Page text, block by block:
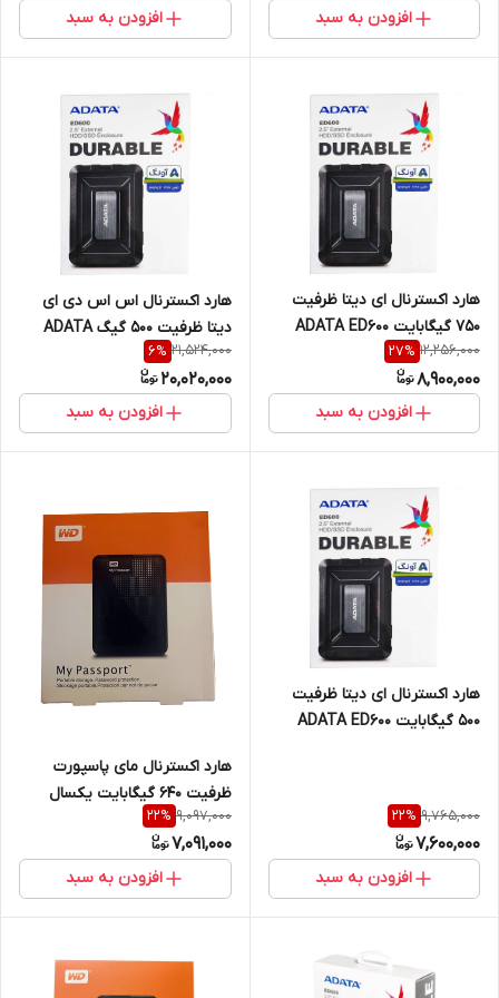
افزودن به سبد افزودن به سبد
هارد اکسترنال ای دیتا ظرفیت
750 گیگابایت ADATA ED600
12,256,000
27%
8,900,000
افزودن به سبد
هارد اکسترنال اس اس دی ای
دیتا ظرفیت ۵۰۰ گیگ ADATA
ED600
21,524,000
6%
20,020,000
افزودن به سبد
هارد اکسترنال ای دیتا ظرفیت
500 گیگابایت ADATA ED600
9,765,000
22%
7,600,000
افزودن به سبد
هارد اکسترنال مای پاسپورت
ظرفیت 640 گیگابایت یکسال
گارانتی نو و آکبند
9,097,000
22%
7,091,000
افزودن به سبد